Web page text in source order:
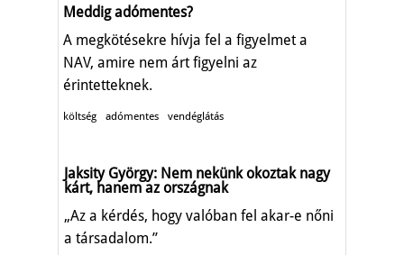
Meddig adómentes?
A megkötésekre hívja fel a figyelmet a
NAV, amire nem árt figyelni az
érintetteknek.
költség adómentes vendéglátás
Jaksity György: Nem nekünk okoztak nagy
kárt, hanem az országnak
„Az a kérdés, hogy valóban fel akar-e nőni
a társadalom.”